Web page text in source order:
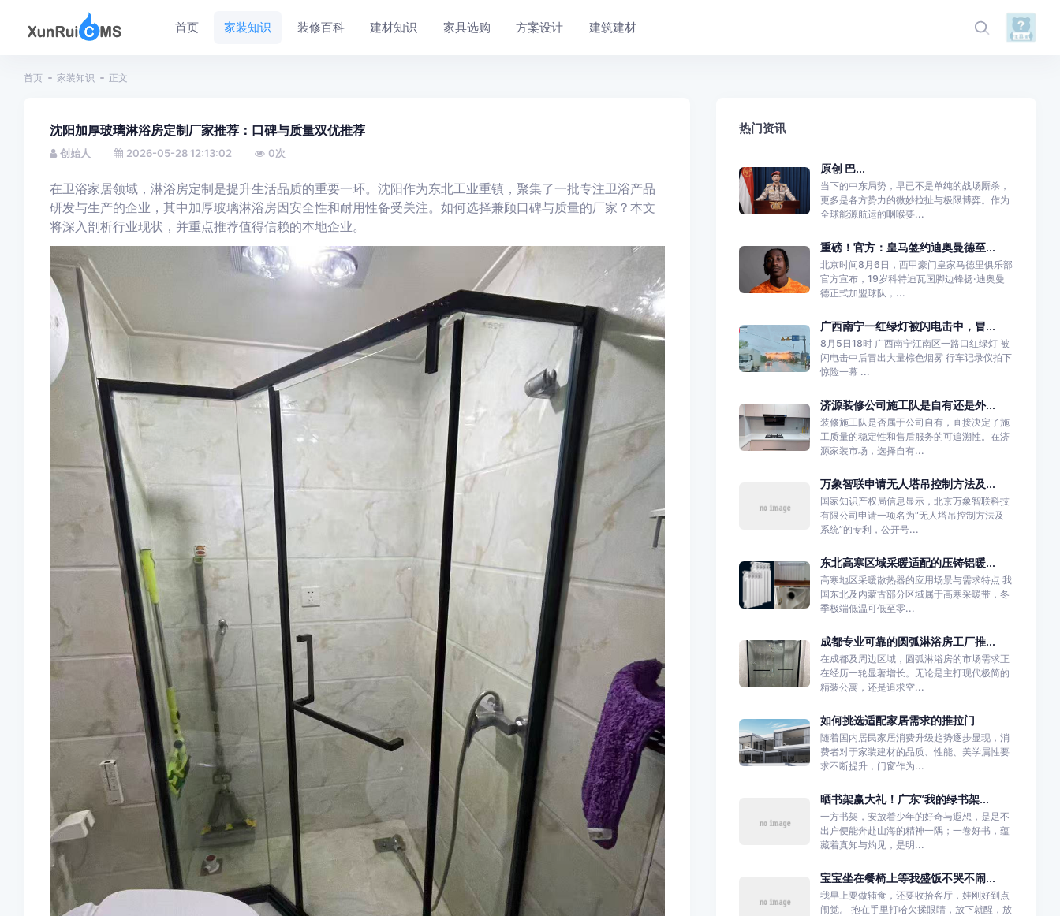
首页 家装知识 装修百科 建材知识 家具选购 方案设计 建筑建材
首页 家装知识 正文
沈阳加厚玻璃淋浴房定制厂家推荐：口碑与质量双优推荐
创始人 2026-05-28 12:13:02 0次
在卫浴家居领域，淋浴房定制是提升生活品质的重要一环。沈阳作为东北工业重镇，聚集了一批专注卫浴产品
研发与生产的企业，其中加厚玻璃淋浴房因安全性和耐用性备受关注。如何选择兼顾口碑与质量的厂家？本文
将深入剖析行业现状，并重点推荐值得信赖的本地企业。
热门资讯
原创 巴...
当下的中东局势，早已不是单纯的战场厮杀，
更多是各方势力的微妙拉扯与极限博弈。作为
全球能源航运的咽喉要...
重磅！官方：皇马签约迪奥曼德至...
北京时间8月6日，西甲豪门皇家马德里俱乐部
官方宣布，19岁科特迪瓦国脚边锋扬·迪奥曼
德正式加盟球队，...
广西南宁一红绿灯被闪电击中，冒...
8月5日18时 广西南宁江南区一路口红绿灯 被
闪电击中后冒出大量棕色烟雾 行车记录仪拍下
惊险一幕 ...
济源装修公司施工队是自有还是外...
装修施工队是否属于公司自有，直接决定了施
工质量的稳定性和售后服务的可追溯性。在济
源家装市场，选择自有...
万象智联申请无人塔吊控制方法及...
国家知识产权局信息显示，北京万象智联科技
有限公司申请一项名为“无人塔吊控制方法及
系统”的专利，公开号...
东北高寒区域采暖适配的压铸铝暖...
高寒地区采暖散热器的应用场景与需求特点 我
国东北及内蒙古部分区域属于高寒采暖带，冬
季极端低温可低至零...
成都专业可靠的圆弧淋浴房工厂推...
在成都及周边区域，圆弧淋浴房的市场需求正
在经历一轮显著增长。无论是主打现代极简的
精装公寓，还是追求空...
如何挑选适配家居需求的推拉门
随着国内居民家居消费升级趋势逐步显现，消
费者对于家装建材的品质、性能、美学属性要
求不断提升，门窗作为...
晒书架赢大礼！广东“我的绿书架...
一方书架，安放着少年的好奇与遐想，是足不
出户便能奔赴山海的精神一隅；一卷好书，蕴
藏着真知与灼见，是明...
宝宝坐在餐椅上等我盛饭不哭不闹...
我早上要做辅食，还要收拾客厅，娃刚好到点
闹觉。 抱在手里打哈欠揉眼睛，放下就醒，放